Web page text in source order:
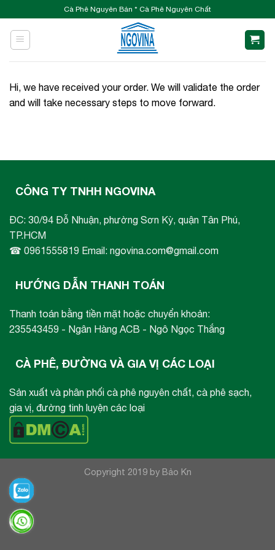
to
content
Cà Phê Nguyên Bản * Cà Phê Nguyên Chất
Hi, we have received your order. We will validate the order
and will take necessary steps to move forward.
CÔNG TY TNHH NGOVINA
ĐC: 30/94 Đỗ Nhuận, phường Sơn Kỳ, quận Tân Phú,
TP.HCM
☎ 0961555819 Email: ngovina.com@gmail.com
HƯỚNG DẪN THANH TOÁN
Thanh toán bằng tiền mặt hoặc chuyển khoản:
235543459 - Ngân Hàng ACB - Ngô Ngọc Thắng
CÀ PHÊ, ĐƯỜNG VÀ GIA VỊ CÁC LOẠI
Sản xuất và phân phối cà phê nguyên chất, cà phê sạch,
gia vị, đường tinh luyện các loại
Copyright 2019 by Bảo Kn